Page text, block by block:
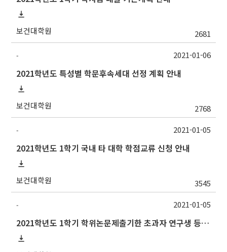
보건대학원 2681
-
2021학년도 특성별 학문후속세대 선정 계획 안내
보건대학원 2768
2021-01-06
-
2021학년도 1학기 국내 타 대학 학점교류 신청 안내
보건대학원 3545
2021-01-05
-
2021학년도 1학기 학위논문제출기한 초과자 연구생 등록 신청 안내
2021-01-05